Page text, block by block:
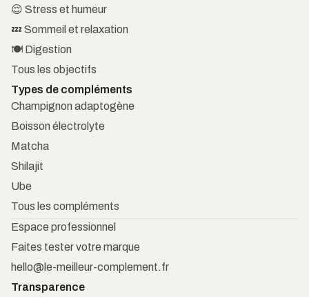
😌 Stress et humeur
💤 Sommeil et relaxation
🍽️ Digestion
Tous les objectifs
Types de compléments
Champignon adaptogène
Boisson électrolyte
Matcha
Shilajit
Ube
Tous les compléments
Espace professionnel
Faites tester votre marque
hello@le-meilleur-complement.fr
Transparence